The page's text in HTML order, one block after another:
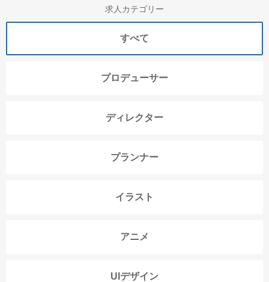
求人カテゴリー
すべて
プロデューサー
ディレクター
プランナー
イラスト
アニメ
UIデザイン